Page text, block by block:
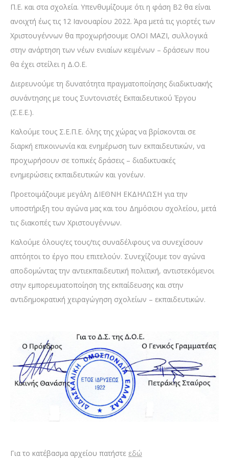
Π.Ε. και στα σχολεία. Υπενθυμίζουμε ότι η φάση Β2 θα είναι
ανοιχτή έως τις 12 Ιανουαρίου 2022. Άρα μετά τις γιορτές των
Χριστουγέννων θα προχωρήσουμε ΟΛΟΙ ΜΑΖΙ, συλλογικά
στην ανάρτηση των νέων ενιαίων κειμένων – δράσεων που
θα έχει στείλει η Δ.Ο.Ε.
Διερευνούμε τη δυνατότητα πραγματοποίησης διαδικτυακής
συνάντησης με τους Συντονιστές Εκπαιδευτικού Έργου
(Σ.Ε.Ε.).
Καλούμε τους Σ.Ε.Π.Ε. όλης της χώρας να βρίσκονται σε
διαρκή επικοινωνία και ενημέρωση των εκπαιδευτικών, να
προχωρήσουν σε τοπικές δράσεις – διαδικτυακές
ενημερώσεις εκπαιδευτικών και γονέων.
Προετοιμάζουμε μεγάλη ΔΙΕΘΝΗ ΕΚΔΗΛΩΣΗ για την
υποστήριξη του αγώνα μας και του Δημόσιου σχολείου, μετά
τις διακοπές των Χριστουγέννων.
Καλούμε όλους/ες τους/τις συναδέλφους να συνεχίσουν
απτόητοι το έργο που επιτελούν. Συνεχίζουμε τον αγώνα
αποδομώντας την αντιεκπαιδευτική πολιτική, αντιστεκόμενοι
στην εμπορευματοποίηση της εκπαίδευσης και στην
αντιδημοκρατική χειραγώγηση σχολείων – εκπαιδευτικών.
Για το κατέβασμα αρχείου πατήστε εδώ